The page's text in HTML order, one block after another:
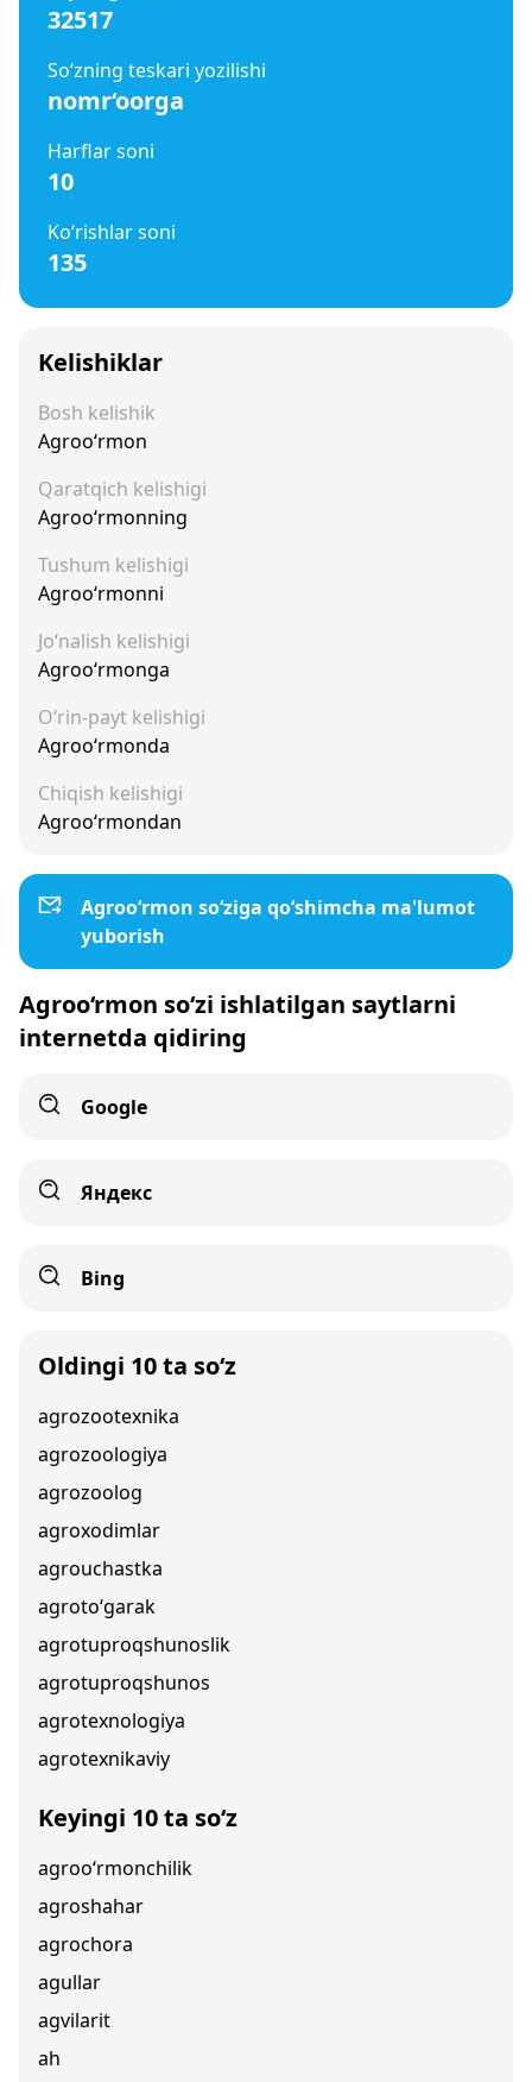
32517
So‘zning teskari yozilishi
nomr‘oorga
Harflar soni
10
Ko‘rishlar soni
135
Kelishiklar
Bosh kelishik
Agroo‘rmon
Qaratqich kelishigi
Agroo‘rmonning
Tushum kelishigi
Agroo‘rmonni
Jo‘nalish kelishigi
Agroo‘rmonga
O‘rin-payt kelishigi
Agroo‘rmonda
Chiqish kelishigi
Agroo‘rmondan
Agroo‘rmon so‘ziga qo‘shimcha ma'lumot
yuborish
Agroo‘rmon so‘zi ishlatilgan saytlarni
internetda qidiring
Google
Яндекс
Bing
Oldingi 10 ta so‘z
agrozootexnika
agrozoologiya
agrozoolog
agroxodimlar
agrouchastka
agroto‘garak
agrotuproqshunoslik
agrotuproqshunos
agrotexnologiya
agrotexnikaviy
Keyingi 10 ta so‘z
agroo‘rmonchilik
agroshahar
agrochora
agullar
agvilarit
ah